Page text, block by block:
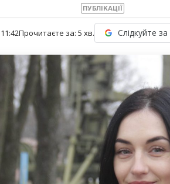
ПУБЛІКАЦІЇ
Прочитаєте за: 5 хв. Слідкуйте